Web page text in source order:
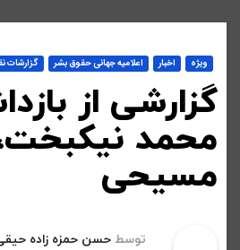
ویژه اخبار اعلاميه جهانی حقوق بشر گزارشات
گزارشی از
محمد
مسیحی
توسط حسن حمزه زاده